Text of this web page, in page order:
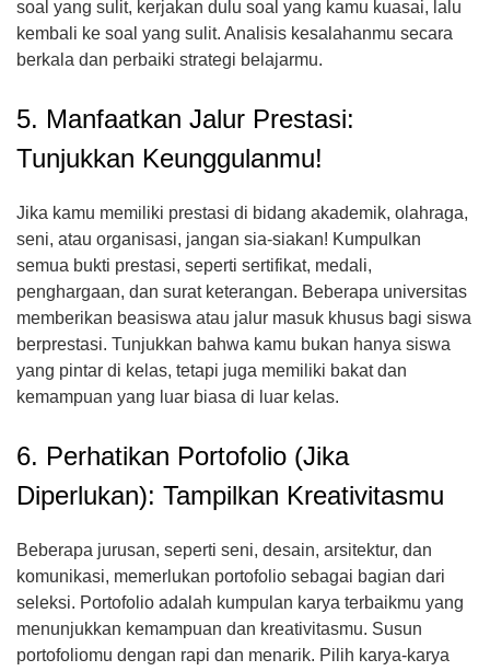
soal yang sulit, kerjakan dulu soal yang kamu kuasai, lalu
kembali ke soal yang sulit. Analisis kesalahanmu secara
berkala dan perbaiki strategi belajarmu.
5. Manfaatkan Jalur Prestasi:
Tunjukkan Keunggulanmu!
Jika kamu memiliki prestasi di bidang akademik, olahraga,
seni, atau organisasi, jangan sia-siakan! Kumpulkan
semua bukti prestasi, seperti sertifikat, medali,
penghargaan, dan surat keterangan. Beberapa universitas
memberikan beasiswa atau jalur masuk khusus bagi siswa
berprestasi. Tunjukkan bahwa kamu bukan hanya siswa
yang pintar di kelas, tetapi juga memiliki bakat dan
kemampuan yang luar biasa di luar kelas.
6. Perhatikan Portofolio (Jika
Diperlukan): Tampilkan Kreativitasmu
Beberapa jurusan, seperti seni, desain, arsitektur, dan
komunikasi, memerlukan portofolio sebagai bagian dari
seleksi. Portofolio adalah kumpulan karya terbaikmu yang
menunjukkan kemampuan dan kreativitasmu. Susun
portofoliomu dengan rapi dan menarik. Pilih karya-karya